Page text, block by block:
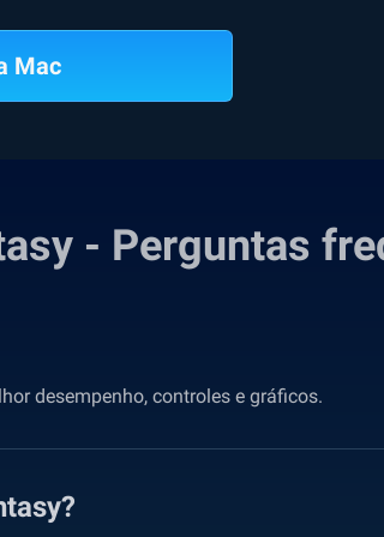
Mac
- Perguntas
desempenho, controles e gráficos.